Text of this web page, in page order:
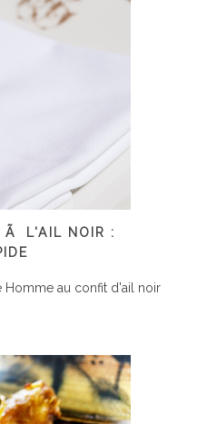
Ã L'AIL NOIR :
Homme au confit d'ail noir